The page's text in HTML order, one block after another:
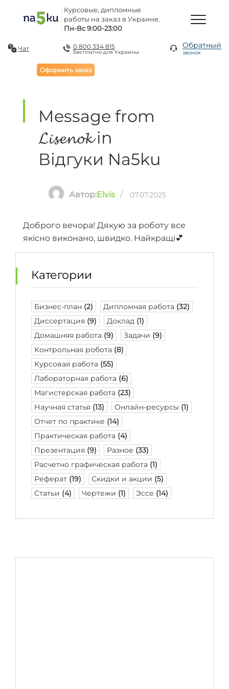
Курсовые, дипломные
работы на заказ в Украине.
Пн-Вс 9:00-23:00
Чат 0 800 334 815
Бесплатно для Украины
Обратный
звонок
Оформить заказ
Message from
𝓛𝓲𝓼𝓮𝓷𝓸𝓴 in
Відгуки Na5ku
Автор:Elvis / 07.07.2025
Доброго вечора! Дякую за роботу все
якісно виконано, швидко. Найкращі💕
Категории
Бизнес-план (2) Дипломная работа (32)
Диссертация (9) Доклад (1)
Домашняя работа (9) Задачи (9)
Контрольная робота (8)
Курсовая работа (55)
Лабораторная работа (6)
Магистерская работа (23)
Научная статья (13) Онлайн-ресурсы (1)
Отчет по практике (14)
Практическая работа (4)
Презентация (9) Разное (33)
Расчетно графическая работа (1)
Реферат (19) Скидки и акции (5)
Статьи (4) Чертежи (1) Эссе (14)